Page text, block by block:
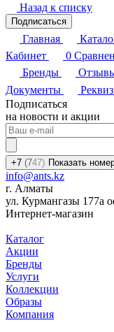
Назад к списку
Подписаться
Главная
Кабинет
0
Бренды
Документы
Подписаться
на новости и акции
+7 (747) Показать
info@ants.kz
г. Алматы
ул. Курмангазы 177а
Интернет-магазин
Каталог
Акции
Бренды
Услуги
Коллекции
Образы
Компания